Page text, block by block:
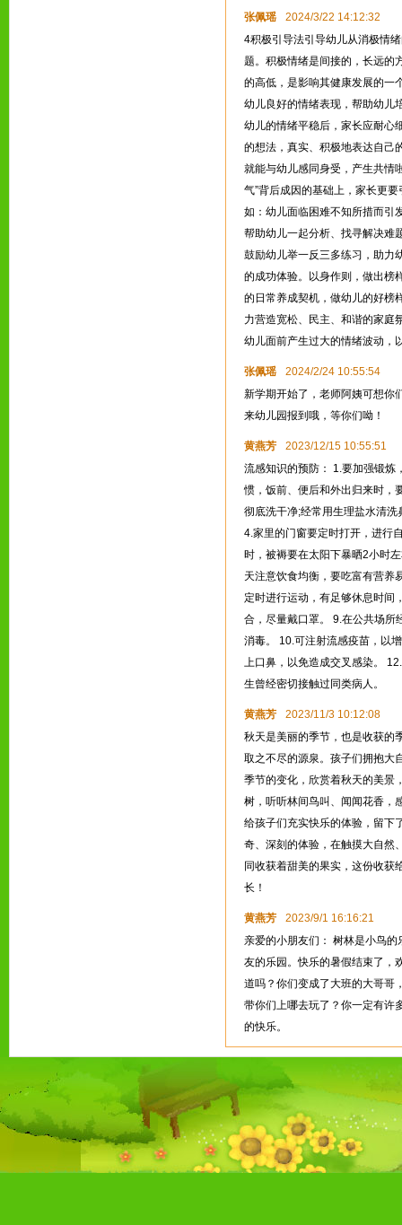
张佩瑶
2024/3/22 14:12:32
4积极引导法引导幼儿从消极情
题。积极情绪是间接的，长远的
的高低，是影响其健康发展的一
幼儿良好的情绪表现，帮助幼儿
幼儿的情绪平稳后，家长应耐心
的想法，真实、积极地表达自己
就能与幼儿感同身受，产生共情
气”背后成因的基础上，家长更
如：幼儿面临困难不知所措而引
帮助幼儿一起分析、找寻解决难
鼓励幼儿举一反三多练习，助力
的成功体验。以身作则，做出榜
的日常养成契机，做幼儿的好榜
力营造宽松、民主、和谐的家庭
幼儿面前产生过大的情绪波动，
张佩瑶
2024/2/24 10:55:54
新学期开始了，老师阿姨可想
来幼儿园报到哦，等你们呦！
黄燕芳
2023/12/15 10:55:51
流感知识的预防： 1.要加强锻炼
惯，饭前、便后和外出归来时，
彻底洗干净;经常用生理盐水清
4.家里的门窗要定时打开，进行
时，被褥要在太阳下暴晒2小时
天注意饮食均衡，要吃富有营养
定时进行运动，有足够休息时间
合，尽量戴口罩。 9.在公共场所
消毒。 10.可注射流感疫苗，以
上口鼻，以免造成交叉感染。
生曾经密切接触过同类病人。
黄燕芳
2023/11/3 10:12:08
秋天是美丽的季节，也是收获的
取之不尽的源泉。孩子们拥抱大
季节的变化，欣赏着秋天的美景
树，听听林间鸟叫、闻闻花香，
给孩子们充实快乐的体验，留下
奇、深刻的体验，在触摸大自然
同收获着甜美的果实，这份收获
长！
黄燕芳
2023/9/1 16:16:21
亲爱的小朋友们： 树林是小鸟
友的乐园。快乐的暑假结束了，
道吗？你们变成了大班的大哥哥
带你们上哪去玩了？你一定有许
的快乐。